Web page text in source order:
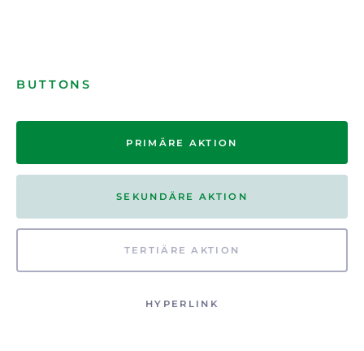
BUTTONS
PRIMÄRE AKTION
SEKUNDÄRE AKTION
TERTIÄRE AKTION
HYPERLINK